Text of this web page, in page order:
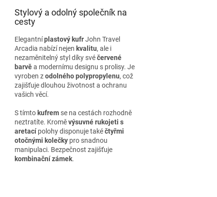
Stylový a odolný společník na
cesty
Elegantníplastový kufrJohn Travel
Arcadia nabízí nejen kvalitu, ale i
nezaměnitelný styl díky svéčervené
barvěa modernímu designu s prolisy. Je
vyroben zodolného polypropylenu, což
zajišťuje dlouhou životnost a ochranu
vašich věcí.
S tímto kufrem se na cestách rozhodně
neztratíte. Kroměvýsuvné rukojeti s
aretací polohy disponuje takéčtyřmi
otočnými kolečky pro snadnou
manipulaci. Bezpečnost zajišťuje
kombinační zámek.